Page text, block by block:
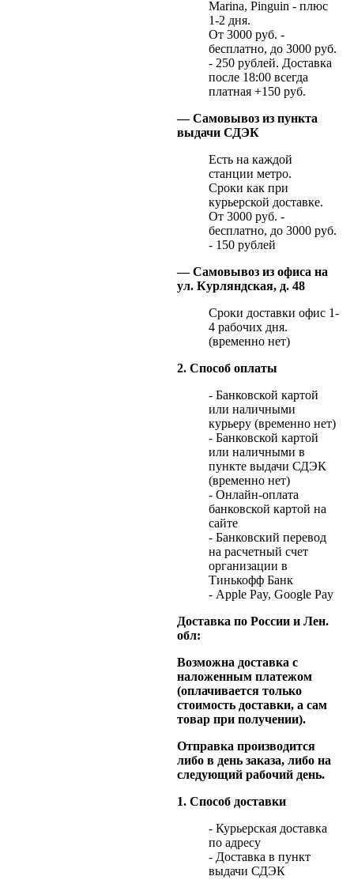
Marina, Pinguin - плюс
1-2 дня.
От 3000 руб. -
бесплатно, до 3000 руб.
- 250 рублей. Доставка
после 18:00 всегда
платная +150 руб.
— Самовывоз из пункта
выдачи СДЭК
Есть на каждой
станции метро.
Сроки как при
курьерской доставке.
От 3000 руб. -
бесплатно, до 3000 руб.
- 150 рублей
— Самовывоз из офиса на
ул. Курляндская, д. 48
Сроки доставки офис 1-
4 рабочих дня.
(временно нет)
2. Способ оплаты
- Банковской картой
или наличными
курьеру (временно нет)
- Банковской картой
или наличными в
пункте выдачи СДЭК
(временно нет)
- Онлайн-оплата
банковской картой на
сайте
- Банковский перевод
на расчетный счет
организации в
Тинькофф Банк
- Apple Pay, Google Pay
Доставка по России и Лен.
обл:
Возможна доставка с
наложенным платежом
(оплачивается только
стоимость доставки, а сам
товар при получении).
Отправка производится
либо в день заказа, либо на
следующий рабочий день.
1. Способ доставки
- Курьерская доставка
по адресу
- Доставка в пункт
выдачи СДЭК